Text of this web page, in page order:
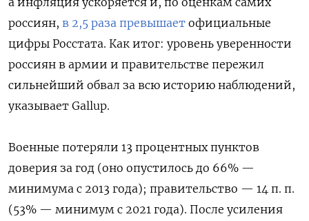
россиян, в 2,5 раза превышает официальные
цифры Росстата. Как итог: уровень уверенности
россиян в армии и правительстве пережил
сильнейший обвал за всю историю наблюдений,
указывает Gallup.
Военные потеряли 13 процентных пунктов
доверия за год (оно опустилось до 66% —
минимума с 2013 года); правительство — 14 п. п.
(53% — минимум с 2021 года). После усиления